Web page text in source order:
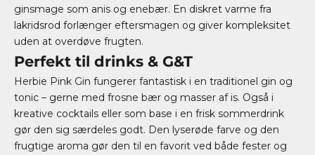
ginsmage som anis og enebær. En diskret varme fra
lakridsrod forlænger eftersmagen og giver kompleksitet
uden at overdøve frugten.
Perfekt til drinks & G&T
Herbie Pink Gin fungerer fantastisk i en traditionel gin og
tonic – gerne med frosne bær og masser af is. Også i
kreative cocktails eller som base i en frisk sommerdrink
gør den sig særdeles godt. Den lyserøde farve og den
frugtige aroma gør den til en favorit ved både fester og